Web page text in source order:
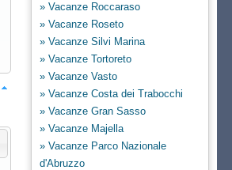
» Vacanze Roccaraso
» Vacanze Roseto
» Vacanze Silvi Marina
» Vacanze Tortoreto
» Vacanze Vasto
» Vacanze Costa dei Trabocchi
» Vacanze Gran Sasso
» Vacanze Majella
» Vacanze Parco Nazionale
d'Abruzzo